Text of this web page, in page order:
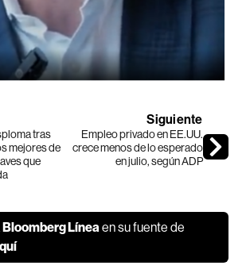
tras
mejores de
que
Siguiente
Empleo privado en EE.UU.
crece menos de lo esperado
en julio, según ADP
Bloomberg Línea en su fuente de